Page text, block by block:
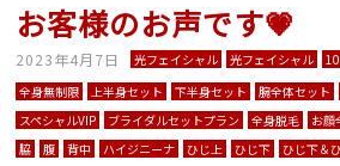
お客様のお声です💗
2023年4月7日 光フェイシャル 光フェイシャル
全身無制限
上半身セット 下半身セット 腕全体セット
スペシャルVIP
ブライダルセットプラン 全身脱毛 お顔
脇
腹 背中 ハイジニーナ ひじ上 ひじ下 ひじ下＆